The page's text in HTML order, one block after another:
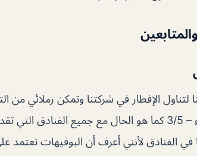
والمتابعين
الإفطار في شركتنا وتمكن زملائي من
الطعام. الغذاء – 3/5 كما هو الحال مع جميع
في الفنادق لأنني أعرف أن البوفيهات تعتمد